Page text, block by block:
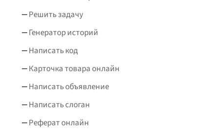
Решить задачу
Генератор историй
Написать код
Карточка товара онлайн
Написать объявление
Написать слоган
Реферат онлайн